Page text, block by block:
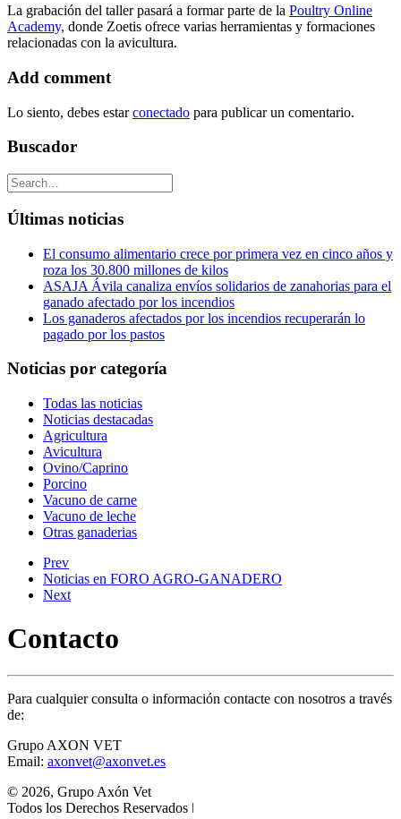
La grabación del taller pasará a formar parte de la Poultry Online
Academy, donde Zoetis ofrece varias herramientas y formaciones
relacionadas con la avicultura.
Add comment
Lo siento, debes estarconectado para publicar un comentario.
Buscador
Últimas noticias
El consumo alimentario crece por primera vez en cinco años y
roza los 30.800 millones de kilos
ASAJA Ávila canaliza envíos solidarios de zanahorias para el
ganado afectado por los incendios
Los ganaderos afectados por los incendios recuperarán lo
pagado por los pastos
Noticias por categoría
Todas las noticias
Noticias destacadas
Agricultura
Avicultura
Ovino/Caprino
Porcino
Vacuno de carne
Vacuno de leche
Otras ganaderias
Prev
Noticias en FORO AGRO-GANADERO
Next
Contacto
Para cualquier consulta o información contacte con nosotros a través
de:
Grupo AXON VET
Email: axonvet@axonvet.es
© 2026, Grupo Axón Vet
Todos los Derechos Reservados ǀ